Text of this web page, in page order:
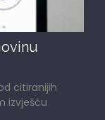
citiranijih
izvješću